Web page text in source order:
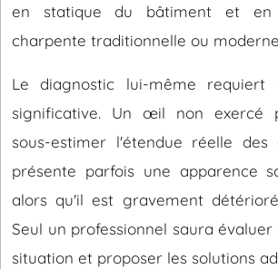
en statique du bâtiment et en
charpente traditionnelle ou
Le diagnostic lui-même requiert
significative. Un œil non exercé
sous-estimer l'étendue réelle des
présente parfois une apparence
alors qu'il est gravement
Seul un professionnel saura
situation et proposer les solutions